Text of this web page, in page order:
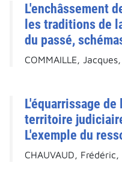
L'enchâssement
les traditions de
du passé,
COMMAILLE,
L'équarrissage
territoire
L'exemple du
CHAUVAUD, Frédéric,